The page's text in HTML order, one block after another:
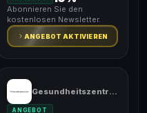
Abonnieren Sie den
kostenlosen Newsletter.
ANGEBOT AKTIVIEREN
Gesundheitszentrale
ANGEBOT